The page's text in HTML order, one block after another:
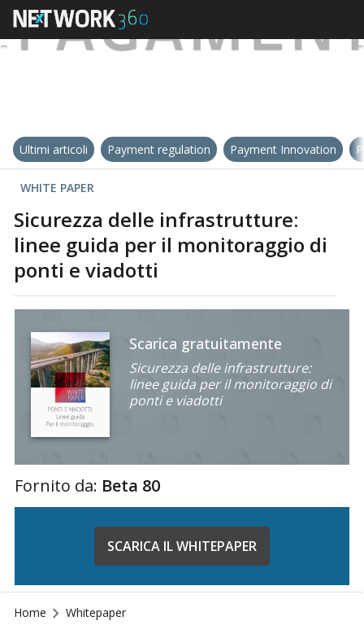
Ultimi articoli Payment regulation Payment Innovation
WHITE PAPER
Sicurezza delle infrastrutture:
linee guida per il monitoraggio di
ponti e viadotti
Scarica gratuitamente
Sicurezza delle infrastrutture:
linee guida per il monitoraggio di
ponti e viadotti
Fornito da: Beta 80
SCARICA IL WHITEPAPER
Home Whitepaper